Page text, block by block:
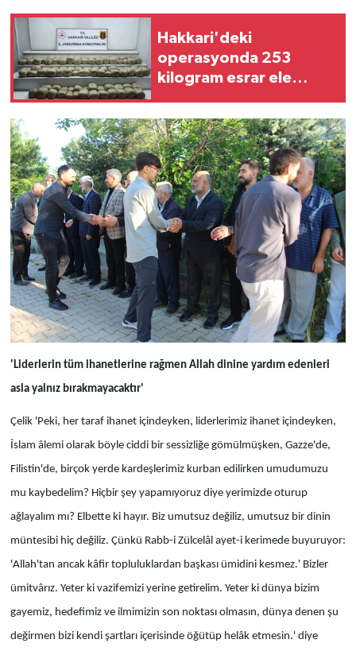
Hakkari'deki
operasyonda 253
kilogram esrar ele
'Liderlerin tüm ihanetlerine rağmen Allah dinine yardım edenleri
asla yalnız bırakmayacaktır'
Çelik 'Peki, her taraf ihanet içindeyken, liderlerimiz ihanet içindeyken,
İslam âlemi olarak böyle ciddi bir sessizliğe gömülmüşken, Gazze'de,
Filistin'de, birçok yerde kardeşlerimiz kurban edilirken umudumuzu
mu kaybedelim? Hiçbir şey yapamıyoruz diye yerimizde oturup
ağlayalım mı? Elbette ki hayır. Biz umutsuz değiliz, umutsuz bir dinin
müntesibi hiç değiliz. Çünkü Rabb-i Zülcelâl ayet-i kerimede buyuruyor:
'Allah'tan ancak kâfir topluluklardan başkası ümidini kesmez.' Bizler
ümitvârız. Yeter ki vazifemizi yerine getirelim. Yeter ki dünya bizim
gayemiz, hedefimiz ve ilmimizin son noktası olmasın, dünya denen şu
değirmen bizi kendi şartları içerisinde öğütüp helâk etmesin.' diye